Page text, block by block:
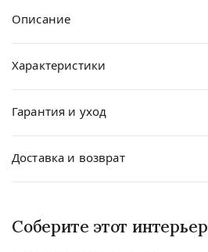
Описание
Характеристики
Гарантия и уход
Доставка и возврат
Соберите этот интерьер